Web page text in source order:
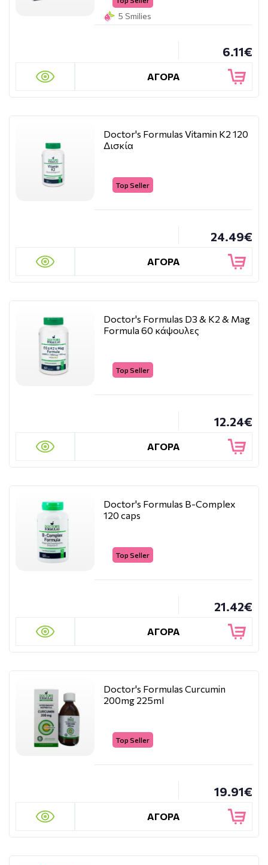
5 Smilies
6.11€
ΑΓΟΡΑ
Doctor's Formulas Vitamin K2 120
Δισκία
Top Seller
24.49€
ΑΓΟΡΑ
Doctor's Formulas D3 & K2 & Mag
Formula 60 κάψουλες
Top Seller
12.24€
ΑΓΟΡΑ
Doctor's Formulas B-Complex
120 caps
Top Seller
21.42€
ΑΓΟΡΑ
Doctor's Formulas Curcumin
200mg 225ml
Top Seller
19.91€
ΑΓΟΡΑ